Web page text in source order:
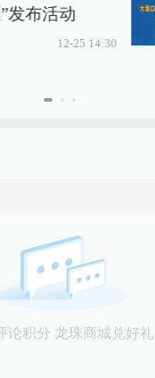
发布活动
12-25 14:30
论积分 龙珠商城兑好礼